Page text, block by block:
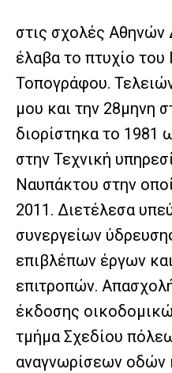
στις σχολές Αθηνών
έλαβα το πτυχίο του
Τοπογράφου.
μου και την 28μηνη
διορίστηκα το 1981
στην Τεχνική
Ναυπάκτου στην
2011. Διετέλεσα
συνεργείων
επιβλέπων έργων
επιτροπών.
έκδοσης
τμήμα Σχεδίου
αναγνωρίσεων οδών